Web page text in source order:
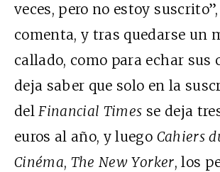
veces, pero no estoy
comenta, y tras quedarse un
callado, como para echar sus
deja saber que solo en la
delFinancial Times se deja
euros al año, y luego Cahiers
Cinéma, The New Yorker, los